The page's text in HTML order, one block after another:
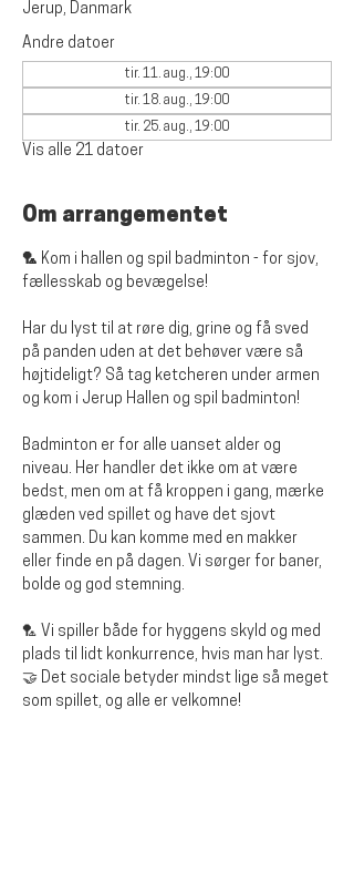
Jerup, Danmark
Andre datoer
tir. 11. aug., 19:00
tir. 18. aug., 19:00
tir. 25. aug., 19:00
Vis alle 21 datoer
Om arrangementet
🏸 Kom i hallen og spil badminton - for sjov,
fællesskab og bevægelse!
Har du lyst til at røre dig, grine og få sved
på panden uden at det behøver være så
højtideligt? Så tag ketcheren under armen
og kom i Jerup Hallen og spil badminton!
Badminton er for alle uanset alder og
niveau. Her handler det ikke om at være
bedst, men om at få kroppen i gang, mærke
glæden ved spillet og have det sjovt
sammen. Du kan komme med en makker
eller finde en på dagen. Vi sørger for baner,
bolde og god stemning.
🏸 Vi spiller både for hyggens skyld og med
plads til lidt konkurrence, hvis man har lyst.
🤝 Det sociale betyder mindst lige så meget
som spillet, og alle er velkomne!